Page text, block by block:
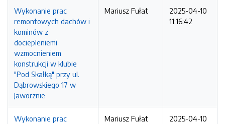
Wykonanie prac
remontowych dachów i
kominów z
dociepleniemi
wzmocnieniem
konstrukcji w klubie
"Pod Skałką" przy ul.
Dąbrowskiego 17 w
Jaworznie
Mariusz Fułat
2025-04-10
11:16:42
Wykonanie prac
Mariusz Fułat
2025-04-10